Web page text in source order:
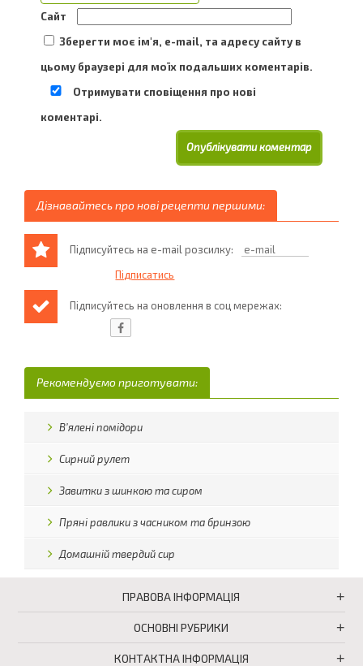
Сайт
Зберегти моє ім'я, e-mail, та адресу сайту в
цьому браузері для моїх подальших коментарів.
Отримувати сповіщення про нові
коментарі.
Дізнавайтесь про нові рецепти першими:
Підписуйтесь на e-mail розсилку:
Підписуйтесь на оновлення в соц мережах:
Рекомендуємо приготувати:
В’ялені помідори
Сирний рулет
Завитки з шинкою та сиром
Пряні равлики з часником та бринзою
Домашній твердий сир
ПРАВОВА ІНФОРМАЦІЯ
ОСНОВНІ РУБРИКИ
КОНТАКТНА ІНФОРМАЦІЯ